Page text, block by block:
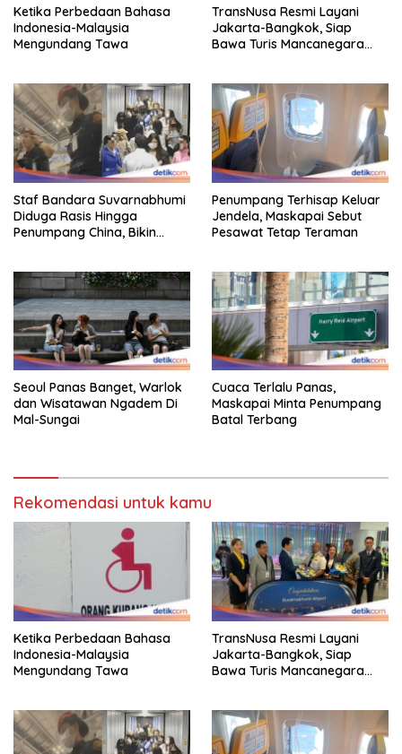
Ketika Perbedaan Bahasa
Indonesia-Malaysia
Mengundang Tawa
TransNusa Resmi Layani
Jakarta-Bangkok, Siap
Bawa Turis Mancanegara
Staf Bandara Suvarnabhumi
Diduga Rasis Hingga
Penumpang China, Bikin
Penumpang Terhisap Keluar
Jendela, Maskapai Sebut
Pesawat Tetap Teraman
Seoul Panas Banget, Warlok
dan Wisatawan Ngadem Di
Mal-Sungai
Cuaca Terlalu Panas,
Maskapai Minta Penumpang
Batal Terbang
Rekomendasi untuk kamu
Ketika Perbedaan Bahasa
Indonesia-Malaysia
Mengundang Tawa
TransNusa Resmi Layani
Jakarta-Bangkok, Siap
Bawa Turis Mancanegara